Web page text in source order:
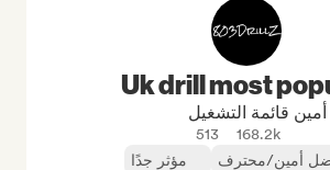
Uk drill most
أمين قائمة التشغيل
168.2k
513
أمين/محترف
مؤثر جدًا